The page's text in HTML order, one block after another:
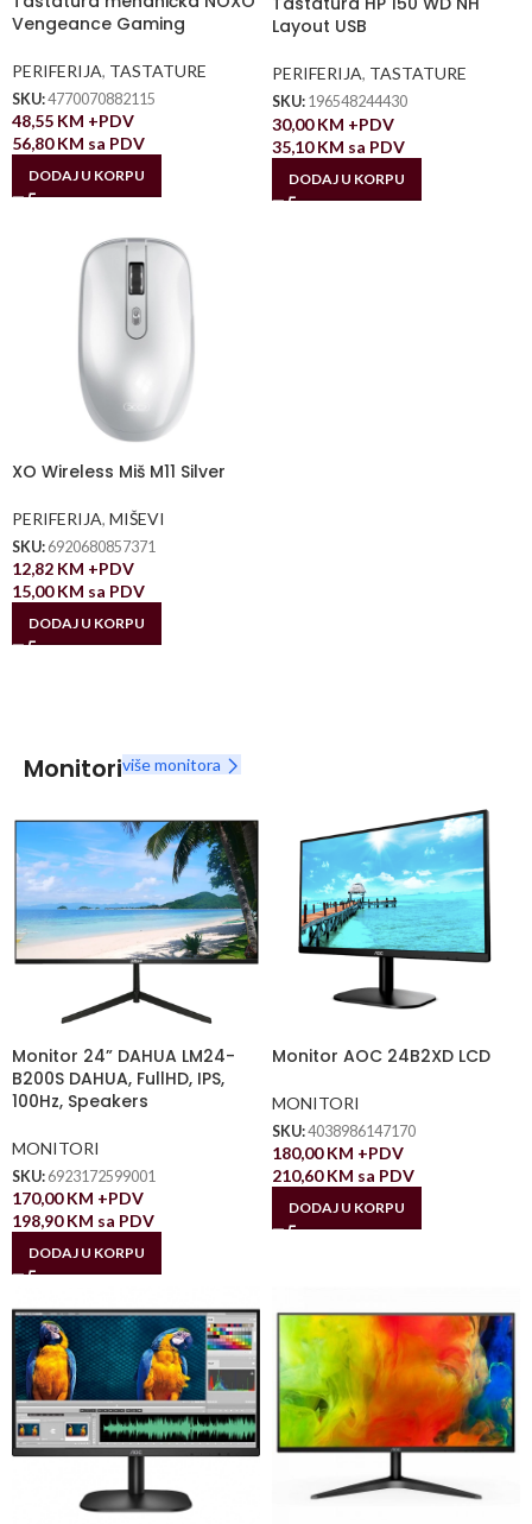
Vengeance Gaming
PERIFERIJA, TASTATURE
SKU:4770070882115
48,55 KM +PDV
56,80KM sa PDV
DODAJ U KORPU
Layout USB
PERIFERIJA, TASTATURE
SKU: 196548244430
30,00KM +PDV
35,10KM sa PDV
DODAJ U KORPU
XO Wireless Miš M11 Silver
PERIFERIJA, MIŠEVI
SKU: 6920680857371
12,82 KM +PDV
15,00KM sa PDV
DODAJ U KORPU
Monitoriviše monitora
Monitor 24” DAHUA LM24-
B200S DAHUA, FullHD, IPS,
100Hz, Speakers
MONITORI
SKU: 6923172599001
170,00KM +PDV
198,90KM sa PDV
DODAJ U KORPU
Monitor AOC 24B2XD LCD
MONITORI
SKU:4038986147170
180,00KM +PDV
210,60KM sa PDV
DODAJ U KORPU